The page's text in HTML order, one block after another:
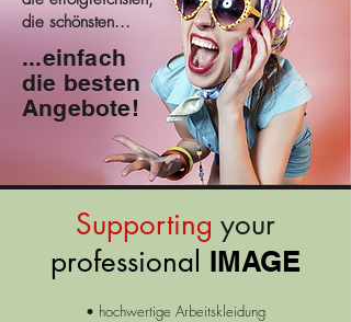
die schönsten...
...einfach
die besten
Angebote!
Supporting your
professional IMAGE
• hochwertige Arbeitskleidung